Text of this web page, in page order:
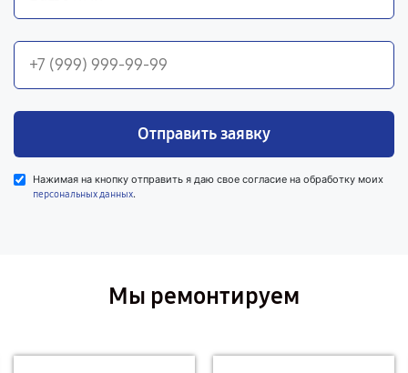
Отправить заявку
Нажимая на кнопку отправить я даю свое согласие на обработку моих
персональных данных.
Мы ремонтируем